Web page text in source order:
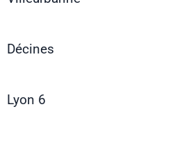
Décines
Lyon 6